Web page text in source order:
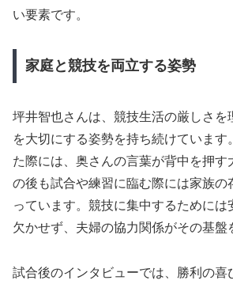
い要素です。
家庭と競技を両立する姿勢
坪井智也さんは、競技生活の厳しさを
を大切にする姿勢を持ち続けています
た際には、奥さんの言葉が背中を押す
の後も試合や練習に臨む際には家族の
っています。競技に集中するためには
欠かせず、夫婦の協力関係がその基盤
試合後のインタビューでは、勝利の喜